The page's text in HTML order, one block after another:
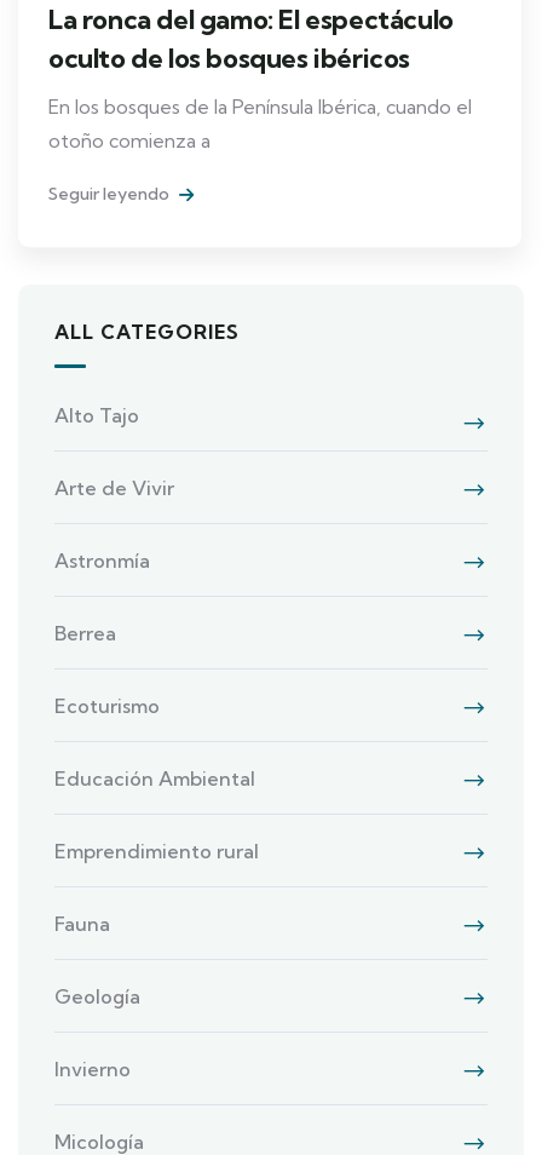
La ronca del gamo: El espectáculo
oculto de los bosques ibéricos
En los bosques de la Península Ibérica, cuando el
otoño comienza a
Seguir leyendo
ALL CATEGORIES
Alto Tajo
Arte de Vivir
Astronmía
Berrea
Ecoturismo
Educación Ambiental
Emprendimiento rural
Fauna
Geología
Invierno
Micología